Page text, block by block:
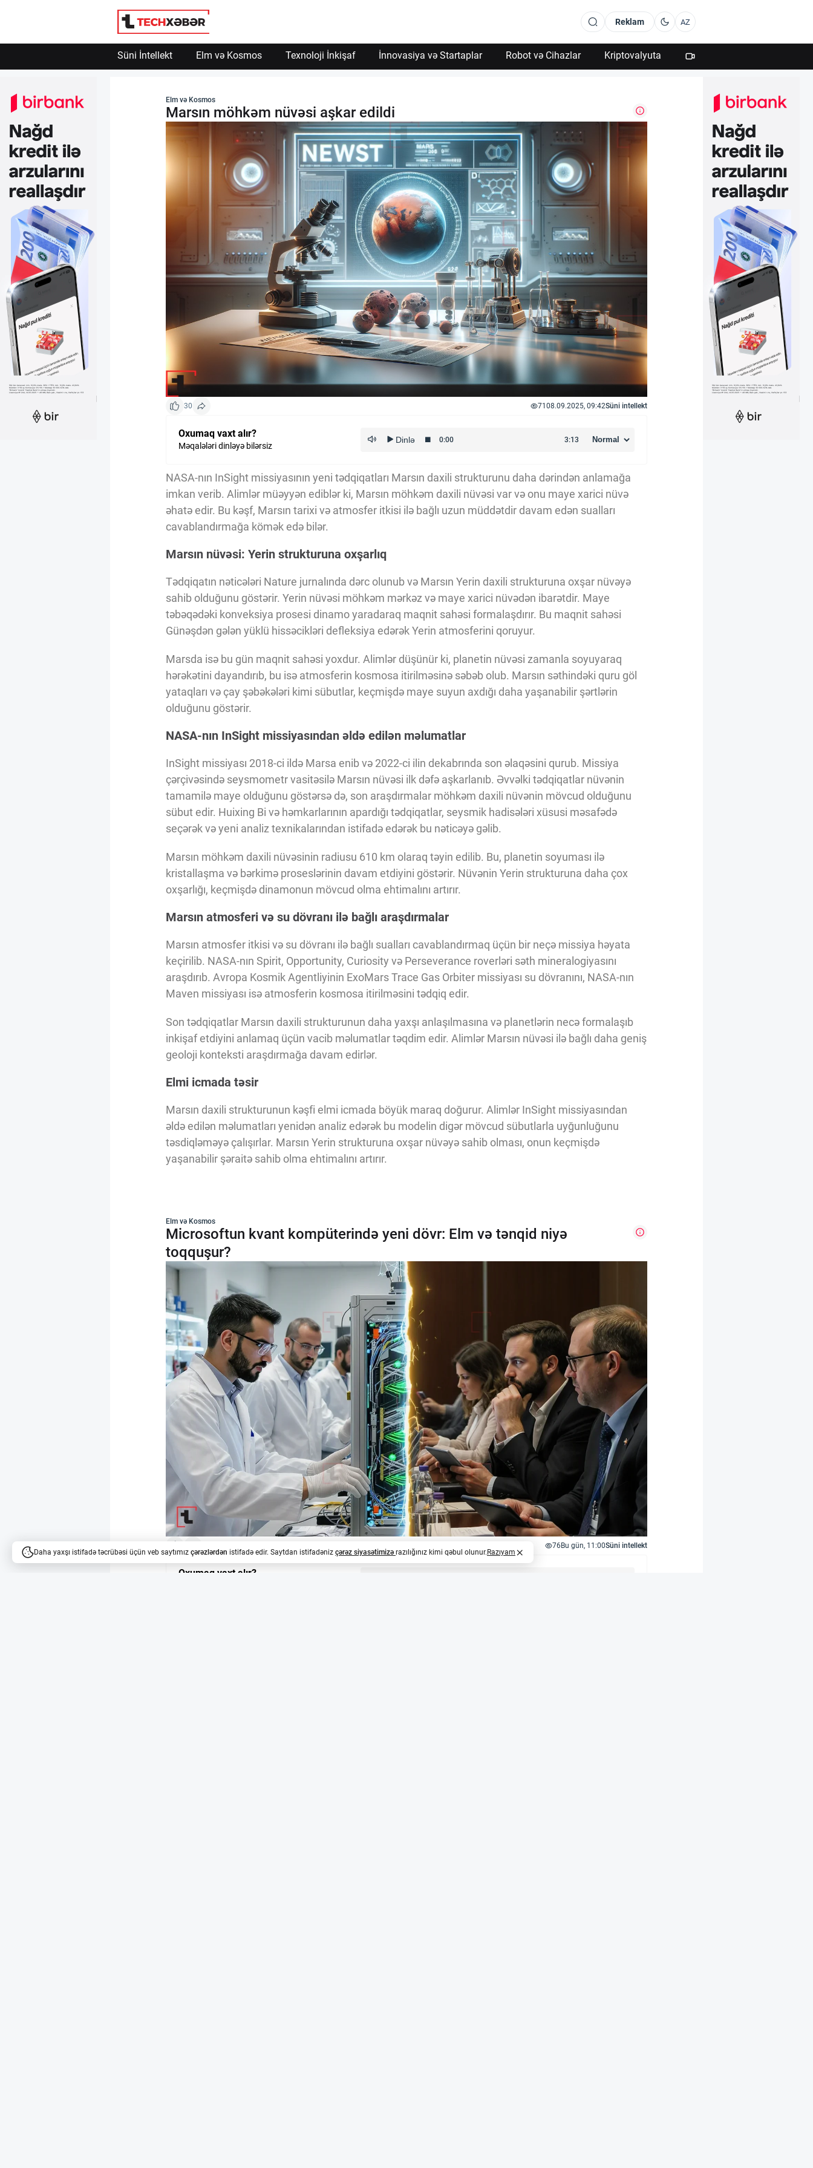
Powered by SendPulse
Reklam AZ
Süni İntellekt Elm və Kosmos Texnoloji İnkişaf İnnovasiya və Startaplar Robot və Cihazlar Kriptovalyuta
Süni İntellekt
Elm və Kosmos
Texnoloji İnkişaf
İnnovasiya və Startaplar
ÇƏRƏZLƏR SİYASƏTİ
İSTIFADƏ ŞƏRTLƏRİ
Vizyoner Baxışı
Innovasiya Bələdçisi
Gələcəyin Təhlili
Podkastlar
Elm və Kosmos
Marsın möhkəm nüvəsi aşkar edildi
30 7108.09.2025, 09:42Süni intellekt
Oxumaq vaxt alır?
Məqalələri dinləyə bilərsiz
NASA-nın InSight missiyasının yeni tədqiqatları Marsın daxili strukturunu daha dərindən anlamağa
imkan verib. Alimlər müəyyən ediblər ki, Marsın möhkəm daxili nüvəsi var və onu maye xarici nüvə
əhatə edir. Bu kəşf, Marsın tarixi və atmosfer itkisi ilə bağlı uzun müddətdir davam edən sualları
cavablandırmağa kömək edə bilər.
Marsın nüvəsi: Yerin strukturuna oxşarlıq
Tədqiqatın nəticələri Nature jurnalında dərc olunub və Marsın Yerin daxili strukturuna oxşar nüvəyə
sahib olduğunu göstərir. Yerin nüvəsi möhkəm mərkəz və maye xarici nüvədən ibarətdir. Maye
təbəqədəki konveksiya prosesi dinamo yaradaraq maqnit sahəsi formalaşdırır. Bu maqnit sahəsi
Günəşdən gələn yüklü hissəcikləri defleksiya edərək Yerin atmosferini qoruyur.
Marsda isə bu gün maqnit sahəsi yoxdur. Alimlər düşünür ki, planetin nüvəsi zamanla soyuyaraq
hərəkətini dayandırıb, bu isə atmosferin kosmosa itirilməsinə səbəb olub. Marsın səthindəki quru göl
yataqları və çay şəbəkələri kimi sübutlar, keçmişdə maye suyun axdığı daha yaşanabilir şərtlərin
olduğunu göstərir.
NASA-nın InSight missiyasından əldə edilən məlumatlar
InSight missiyası 2018-ci ildə Marsa enib və 2022-ci ilin dekabrında son əlaqəsini qurub. Missiya
çərçivəsində seysmometr vasitəsilə Marsın nüvəsi ilk dəfə aşkarlanıb. Əvvəlki tədqiqatlar nüvənin
tamamilə maye olduğunu göstərsə də, son araşdırmalar möhkəm daxili nüvənin mövcud olduğunu
sübut edir. Huixing Bi və həmkarlarının apardığı tədqiqatlar, seysmik hadisələri xüsusi məsafədə
seçərək və yeni analiz texnikalarından istifadə edərək bu nəticəyə gəlib.
Marsın möhkəm daxili nüvəsinin radiusu 610 km olaraq təyin edilib. Bu, planetin soyuması ilə
kristallaşma və bərkimə proseslərinin davam etdiyini göstərir. Nüvənin Yerin strukturuna daha çox
oxşarlığı, keçmişdə dinamonun mövcud olma ehtimalını artırır.
Marsın atmosferi və su dövranı ilə bağlı araşdırmalar
Marsın atmosfer itkisi və su dövranı ilə bağlı sualları cavablandırmaq üçün bir neçə missiya həyata
keçirilib. NASA-nın Spirit, Opportunity, Curiosity və Perseverance roverləri səth mineralogiyasını
araşdırıb. Avropa Kosmik Agentliyinin ExoMars Trace Gas Orbiter missiyası su dövranını, NASA-nın
Maven missiyası isə atmosferin kosmosa itirilməsini tədqiq edir.
Son tədqiqatlar Marsın daxili strukturunun daha yaxşı anlaşılmasına və planetlərin necə formalaşıb
inkişaf etdiyini anlamaq üçün vacib məlumatlar təqdim edir. Alimlər Marsın nüvəsi ilə bağlı daha geniş
geoloji konteksti araşdırmağa davam edirlər.
Elmi icmada təsir
Marsın daxili strukturunun kəşfi elmi icmada böyük maraq doğurur. Alimlər InSight missiyasından
əldə edilən məlumatları yenidən analiz edərək bu modelin digər mövcud sübutlarla uyğunluğunu
təsdiqləməyə çalışırlar. Marsın Yerin strukturuna oxşar nüvəyə sahib olması, onun keçmişdə
yaşanabilir şəraitə sahib olma ehtimalını artırır.
Elm və Kosmos
Microsoftun kvant kompüterində yeni dövr: Elm və tənqid niyə
toqquşur?
76Bu gün, 11:00Süni intellekt
Oxumaq vaxt alır?
Daha yaxşı istifadə təcrübəsi üçün veb saytımız çərəzlərdən istifadə edir. Saytdan istifadəniz çərəz siyasətimizə razılığınız kimi qəbul olunur. Razıyam